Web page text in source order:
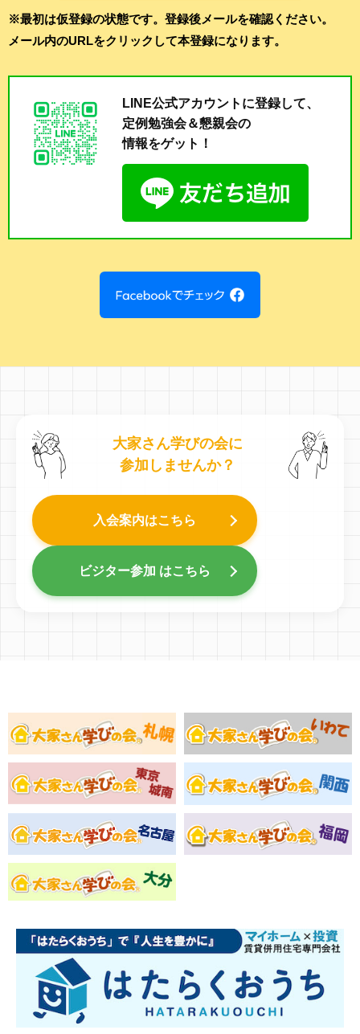
※最初は仮登録の状態です。登録後メールを確認ください。
メール内のURLをクリックして本登録になります。
LINE公式アカウントに登録して、
定例勉強会＆懇親会の
情報をゲット！
大家さん学びの会に
参加しませんか？
入会案内はこちら
ビジター参加 はこちら